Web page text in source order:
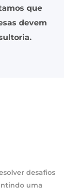
que
devem
desafios
uma